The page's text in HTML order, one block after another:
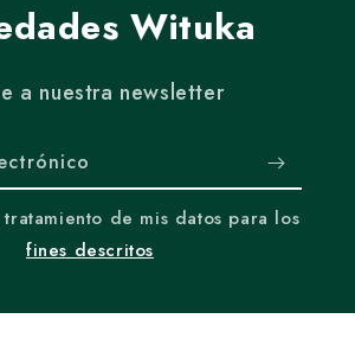
Wituka
a nuestra newsletter
de mis datos para los
fines descritos